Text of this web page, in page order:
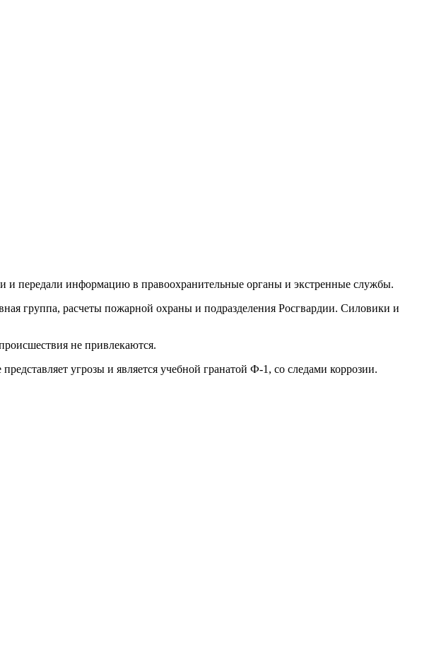
и передали информацию в правоохранительные органы и экстренные службы.
группа, расчеты пожарной охраны и подразделения Росгвардии. Силовики и
не привлекаются.
угрозы и является учебной гранатой Ф-1, со следами коррозии.